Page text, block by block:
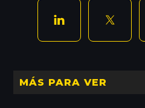
MÁS PARA VER